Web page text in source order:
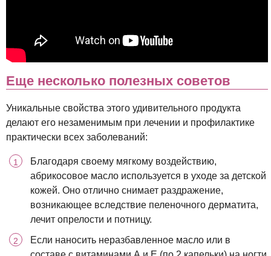
Еще несколько полезных советов
Уникальные свойства этого удивительного продукта
делают его незаменимым при лечении и профилактике
практически всех заболеваний:
Благодаря своему мягкому воздействию,
абрикосовое масло используется в уходе за детской
кожей. Оно отлично снимает раздражение,
возникающее вследствие пеленочного дерматита,
лечит опрелости и потницу.
Если наносить неразбавленное масло или в